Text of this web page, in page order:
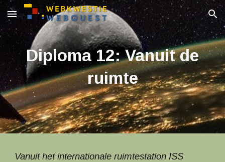
Skip to main content Skip to navigation
Diploma 12: Vanuit de
ruimte
Vanuit het internationale ruimtestation ISS